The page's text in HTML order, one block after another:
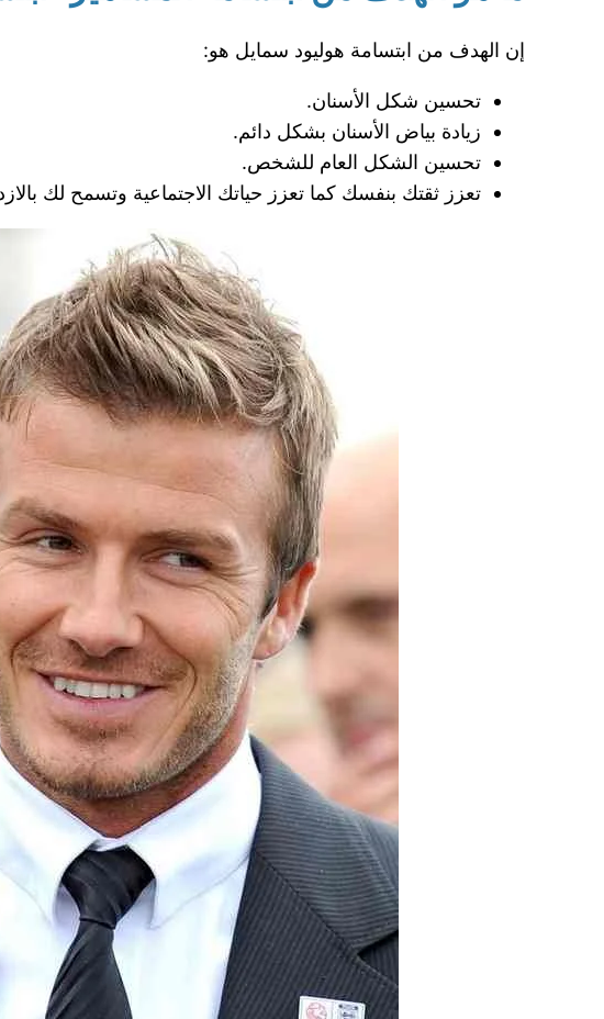
إن الهدف من ابتسامة هوليود سمايل هو:
تحسين شكل الأسنان.
زيادة بياض الأسنان بشكل دائم.
تحسين الشكل العام للشخص.
تعزز ثقتك بنفسك كما تعزز حياتك الاجتماعية وتسمح لك